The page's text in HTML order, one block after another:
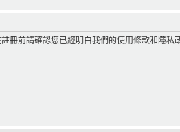
冊前請確認您已經明白我們的使用條款和隱私